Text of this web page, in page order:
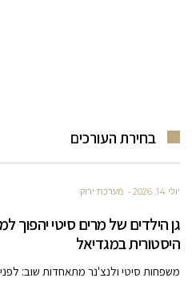
בחירת העורכים
יולי 14, 2026 מערכת ירוק
גן הילדים של מרים סיטי יהפוך
היסטורית במגדיאל
משפחות סיטי ולנצ'נר מתאחדות שוב: